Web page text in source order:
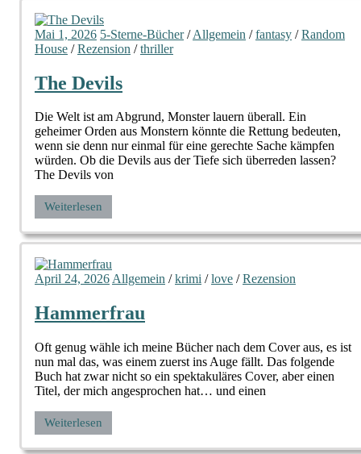
Mai 1, 2026 5-Sterne-Bücher/Allgemein /fantasy /Random
House /Rezension /thriller
The Devils
Die Welt ist am Abgrund, Monster lauern überall. Ein
geheimer Orden aus Monstern könnte die Rettung bedeuten,
wenn sie denn nur einmal für eine gerechte Sache kämpfen
würden. Ob die Devils aus der Tiefe sich überreden lassen?
The Devils von
Weiterlesen
April 24, 2026Allgemein /krimi /love /Rezension
Hammerfrau
Oft genug wähle ich meine Bücher nach dem Cover aus, es ist
nun mal das, was einem zuerst ins Auge fällt. Das folgende
Buch hat zwar nicht so ein spektakuläres Cover, aber einen
Titel, der mich angesprochen hat… und einen
Weiterlesen